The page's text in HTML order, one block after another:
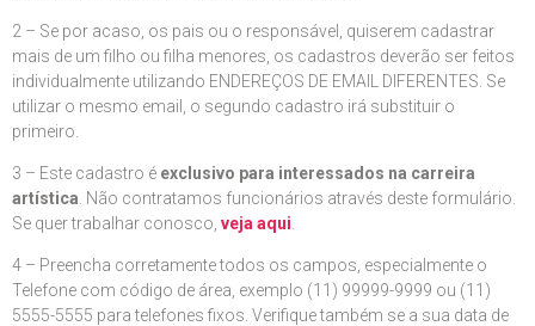
2 – Se por acaso, os pais ou o responsável, quiserem cadastrar
mais de um filho ou filha menores, os cadastros deverão ser feitos
individualmente utilizando ENDEREÇOS DE EMAIL DIFERENTES. Se
utilizar o mesmo email, o segundo cadastro irá substituir o
primeiro.
3 – Este cadastro é exclusivo para interessados na carreira
artística . Não contratamos funcionários através deste formulário.
Se quer trabalhar conosco, veja aqui
4 – Preencha corretamente todos os campos, especialmente o
Telefone com código de área, exemplo (11) 99999-9999 ou (11)
5555-5555 para telefones fixos. Verifique também se a sua data de